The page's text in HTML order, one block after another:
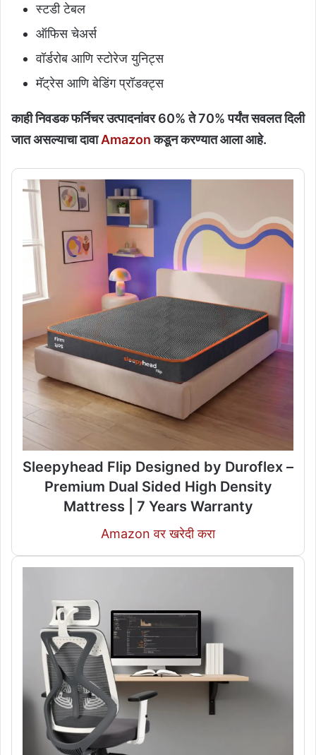
स्टडी टेबल
ऑफिस चेअर्स
वॉर्डरोब आणि स्टोरेज युनिट्स
मॅट्रेस आणि बेडिंग प्रॉडक्ट्स
काही निवडक फर्निचर उत्पादनांवर 60% ते 70% पर्यंत सवलत दिली
जात असल्याचा दावाAmazonकडून करण्यात आला आहे.
Sleepyhead Flip Designed by Duroflex –
Premium Dual Sided High Density
Mattress | 7 Years Warranty
Amazon वर खरेदी करा